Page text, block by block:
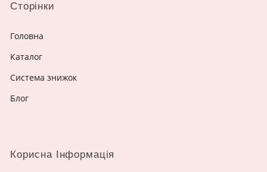
Сторінки
Головна
Каталог
Система знижок
Блог
Корисна Інформація